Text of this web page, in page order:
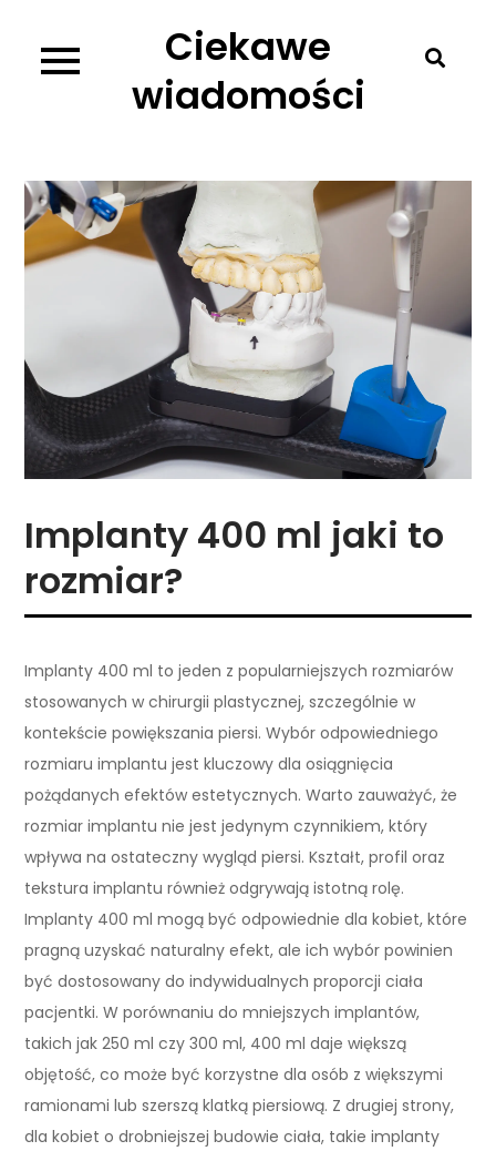
content
Ciekawe
wiadomości
Implanty 400 ml jaki to
rozmiar?
Implanty 400 ml to jeden z popularniejszych rozmiarów
stosowanych w chirurgii plastycznej, szczególnie w
kontekście powiększania piersi. Wybór odpowiedniego
rozmiaru implantu jest kluczowy dla osiągnięcia
pożądanych efektów estetycznych. Warto zauważyć, że
rozmiar implantu nie jest jedynym czynnikiem, który
wpływa na ostateczny wygląd piersi. Kształt, profil oraz
tekstura implantu również odgrywają istotną rolę.
Implanty 400 ml mogą być odpowiednie dla kobiet, które
pragną uzyskać naturalny efekt, ale ich wybór powinien
być dostosowany do indywidualnych proporcji ciała
pacjentki. W porównaniu do mniejszych implantów,
takich jak 250 ml czy 300 ml, 400 ml daje większą
objętość, co może być korzystne dla osób z większymi
ramionami lub szerszą klatką piersiową. Z drugiej strony,
dla kobiet o drobniejszej budowie ciała, takie implanty